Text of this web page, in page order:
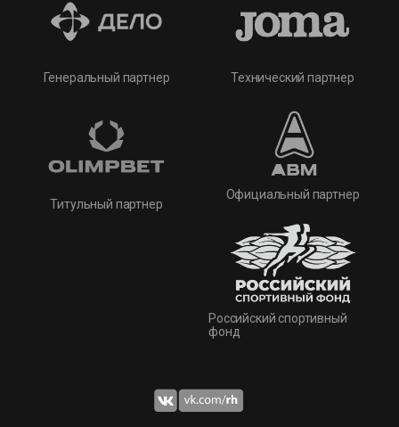
Генеральный партнер
Титульный партнер
Технический партнер
Официальный партнер
Российский спортивный
фонд